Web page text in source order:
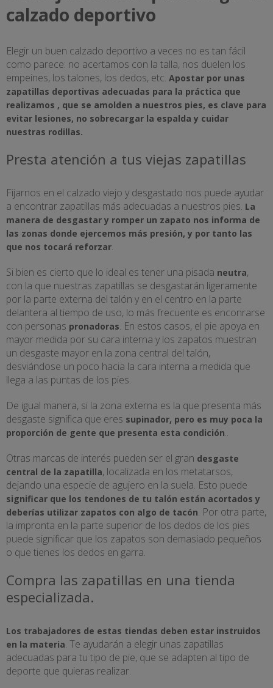
calzado deportivo
Elegir un buen calzado deportivo a veces no es tan fácil
como parece: no acertamos con la talla, nos duelen los
empeines, los talones, los dedos, etc. Apostar por unas
zapatillas deportivas adecuadas para la práctica que
realizamos , que se amolden a nuestros pies, es clave para
evitar lesiones, no sobrecargar la espalda y cuidar
nuestras rodillas.
Presta atención a tus viejas zapatillas
Fijarnos en el calzado viejo y desgastado nos puede ayudar
a encontrar zapatillas más adecuadas a nuestros pies. La
manera de desgastar y romper un zapato nos informa de
las zonas donde ejercemos más presión, y por tanto las
que nos tocará reforzar.
Si bien es cierto que lo ideal es tener una pisada neutra,
con la que nuestras zapatillas se desgastarán ligeramente
por la parte externa del talón y en el centro en la parte
delantera al tiempo de uso, lo más frecuente es enconrarse
con personas pronadoras. En estos casos, el pie apoya en
mayor medida por su cara interna y los zapatos muestran
un desgaste mayor en la zona central del talón,
desviándose un poco hacia la cara interna a medida que
llega a las puntas de los pies.
De igual manera, si la zona externa es la que presenta más
desgaste significa que eres supinador, pero es muy poca la
proporción de gente que presenta esta condición..
Otras marcas de interés pueden ser el gran desgaste
central de la zapatilla, localizada en los metatarsos,
dejando una especie de agujero en la suela. Esto puede
significar que los tendones de tu talón están acortados y
deberías utilizar zapatos con algo de tacón. Por otra parte,
la impronta en la parte superior de los dedos de los pies
puede significar que los zapatos son demasiado pequeños
o que tienes los dedos en garra.
Compra las zapatillas en una tienda
especializada.
Los trabajadores de estas tiendas deben estar instruidos
en la materia. Te ayudarán a elegir unas zapatillas
adecuadas para tu tipo de pie, que se adapten al tipo de
deporte que quieras realizar.